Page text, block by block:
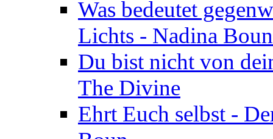
Was bedeutet
Lichts - Nadina Boun
Du bist nicht von
The Divine
Ehrt Euch selbst -